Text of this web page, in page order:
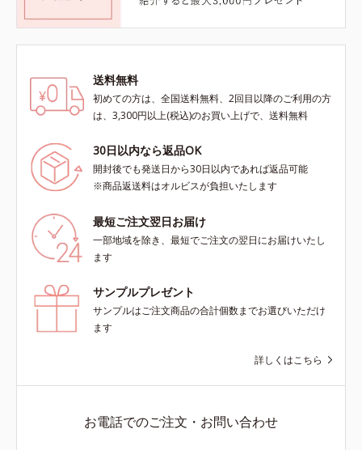
送料無料
初めての方は、全国送料無料、2回目以降のご利用の方
は、3,300円以上(税込)のお買い上げで、送料無料
30日以内なら返品OK
開封後でも発送日から30日以内であれば返品可能
※商品返送料はオルビスが負担いたします
最短ご注文翌日お届け
一部地域を除き、最短でご注文の翌日にお届けいたし
ます
サンプルプレゼント
サンプルはご注文商品の合計個数までお選びいただけ
ます
詳しくはこちら
お電話でのご注文・お問い合わせ